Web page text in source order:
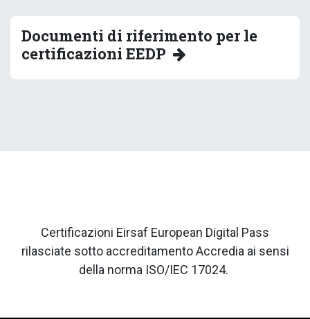
Documenti di riferimento per le
certificazioni EEDP
Certificazioni Eirsaf European Digital Pass
rilasciate sotto accreditamento Accredia ai sensi
della norma ISO/IEC 17024.